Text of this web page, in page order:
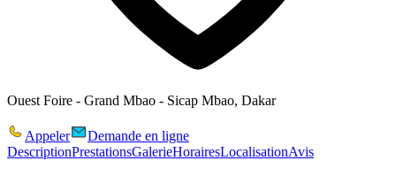
Ouest Foire - Grand Mbao - Sicap Mbao, Dakar
Appeler
Demande en ligne
DescriptionPrestationsGalerieHorairesLocalisationAvis